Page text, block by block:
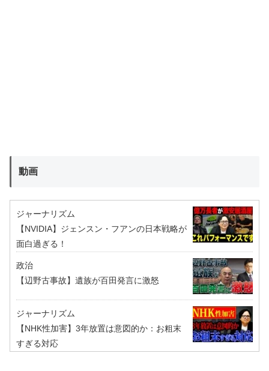
動画
ジャーナリズム
【NVIDIA】ジェンスン・フアンの日本戦略が
面白過ぎる！
政治
【辺野古事故】遺族が百田発言に激怒
ジャーナリズム
【NHK性加害】3年放置は意図的か：お粗末
すぎる対応